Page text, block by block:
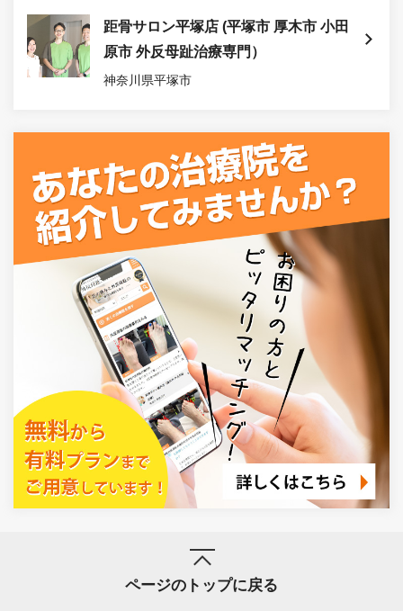
距骨サロン平塚店 (平塚市 厚木市 小田
原市 外反母趾治療専門）
神奈川県平塚市
ページのトップに戻る